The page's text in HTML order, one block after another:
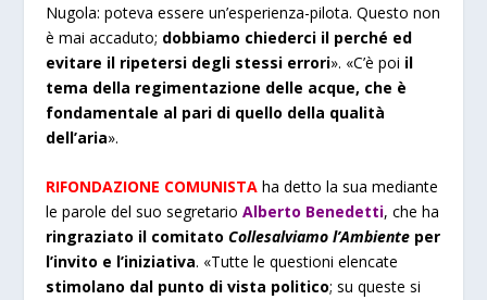
Nugola: poteva essere un’esperienza-pilota. Questo non
è mai accaduto; dobbiamo chiederci il perché ed
evitare il ripetersi degli stessi errori». «C’è poi il
tema della regimentazione delle acque, che è
fondamentale al pari di quello della qualità
dell’aria».
RIFONDAZIONE COMUNISTAha detto la sua mediante
le parole del suo segretarioAlberto Benedetti, che ha
ringraziato il comitatoCollesalviamo l’Ambiente per
l’invito e l’iniziativa. «Tutte le questioni elencate
stimolano dal punto di vista politico; su queste si